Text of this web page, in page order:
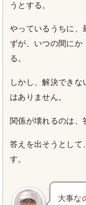
うとする。
やっているうちに、
ずが、いつの間にか
る。
しかし、解決でき
はありません。
関係が壊れるのは、
答えを出そうとして
す。
大事な